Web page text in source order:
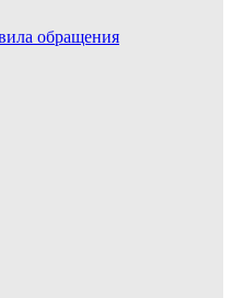
обращения